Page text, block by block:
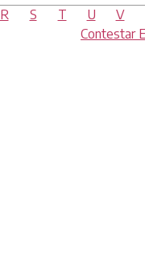
R S T U
V
Contestar